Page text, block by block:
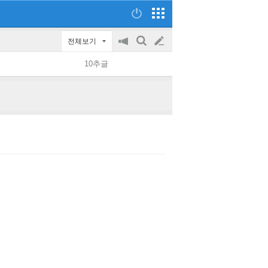
전체보기
공
on/off
검
글
쓰
10추글